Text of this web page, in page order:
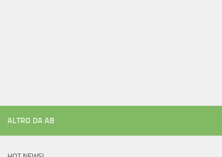
ALTRO DA AB